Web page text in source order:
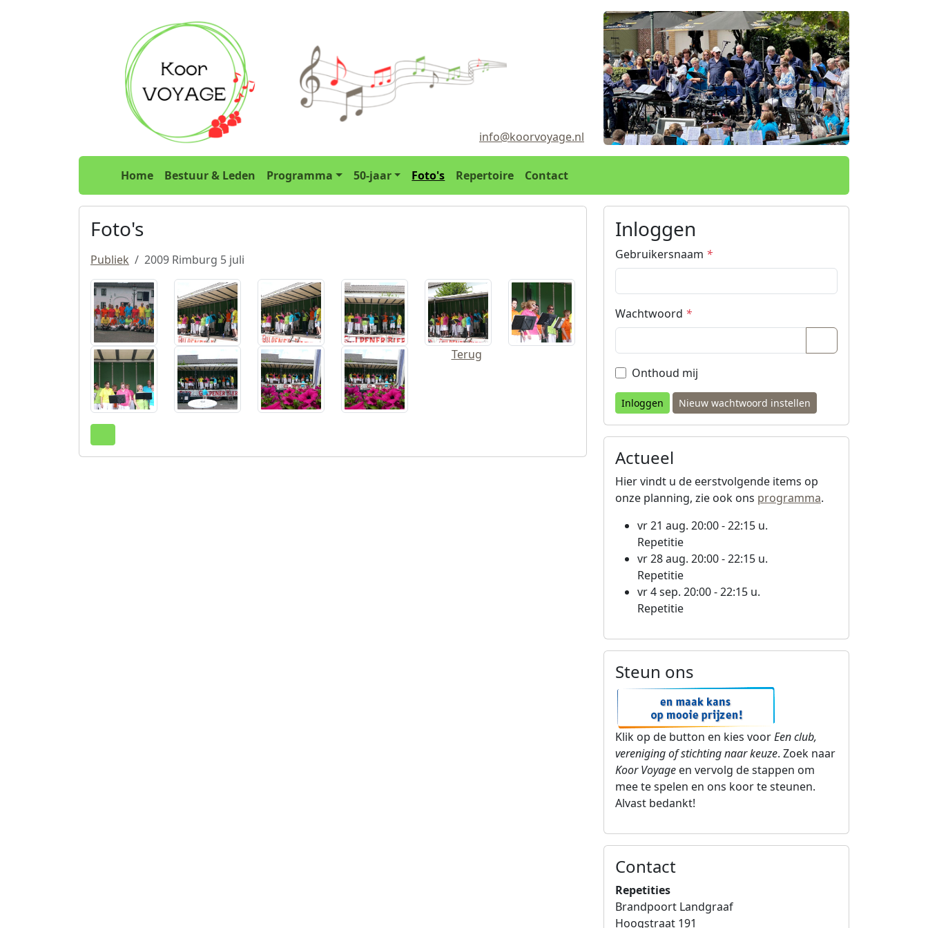
Spring naar hoofdtekst
Koor Voyage op Facebook
Koor Voyage opInstagram
info@koorvoyage.nl
Home
Home Bestuur & Leden Programma 50-jaar Foto's(huidige)
Repertoire Contact
Foto's
Publiek 2009 Rimburg 5 juli
Terug
Inloggen
Gebruikersnaam *
Wachtwoord *
Onthoud mij
Nieuw wachtwoord instellen
Actueel
Hier vindt u de eerstvolgende items op
onze planning, zie ook ons programma.
vr 21 aug. 20:00 - 22:15 u.
Repetitie
vr 28 aug. 20:00 - 22:15 u.
Repetitie
vr 4 sep. 20:00 - 22:15 u.
Repetitie
Steun ons
Klik op de button en kies voorEen club,
vereniging of stichting naar keuze. Zoek naar
Koor Voyage en vervolg de stappen om
mee te spelen en ons koor te steunen.
Alvast bedankt!
Contact
Koor Voyage
Repetities
Brandpoort Landgraaf
Hoogstraat 191